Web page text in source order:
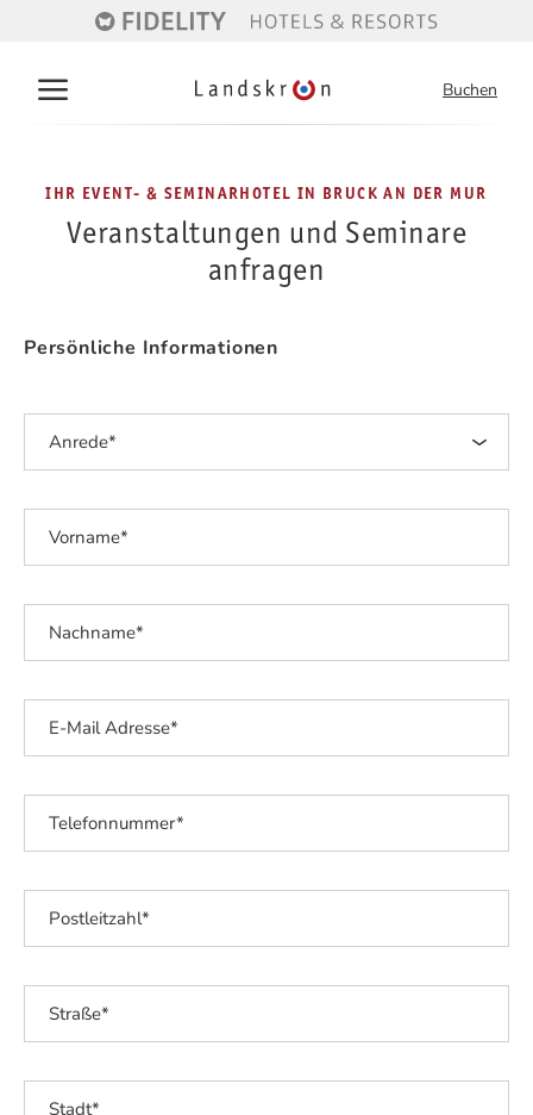
Buchen
Deutsch English
Sauna & Dampfbad
Lage & Anreise
Zimmer & Preise
Buchungsinformationen
Angebote
Anfragen
Veranstaltungen & Seminare
Seminare anfragen
Aktivitäten & Region
Skifahren
Weihnachtsmärkte
Wandern
Kontakt Karriere
IHR EVENT- & SEMINARHOTEL IN BRUCK AN DER MUR
Veranstaltungen und Seminare
anfragen
Persönliche Informationen